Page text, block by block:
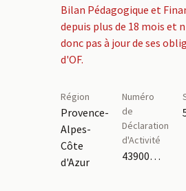
Bilan Pédagogique et
depuis plus de 18 mois et
donc pas à jour de ses
d'OF.
Région
Provence-
Alpes-
Côte
d'Azur
Numéro
de
Déclaration
d'Activité
43900051190,93060832706